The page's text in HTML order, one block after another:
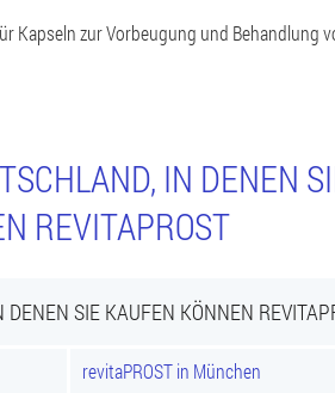
Kapseln zur Vorbeugung und Behandlung
IN DENEN
REVITAPROST
SIE KAUFEN KÖNNEN
revitaPROST in München